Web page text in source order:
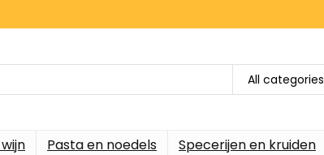
All categories
Pasta en noedels Specerijen en kruiden